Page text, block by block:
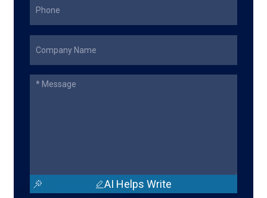
AI Helps Write